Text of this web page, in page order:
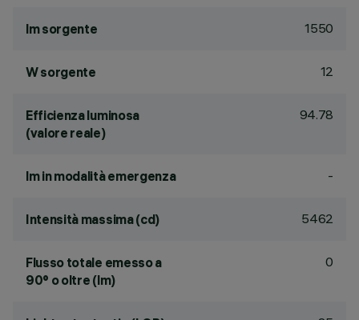
lm sorgente 1550
W sorgente 12
Efficienza luminosa
(valore reale)
94.78
lm in modalità emergenza -
Intensità massima (cd) 5462
Flusso totale emesso a
90° o oltre (lm)
0